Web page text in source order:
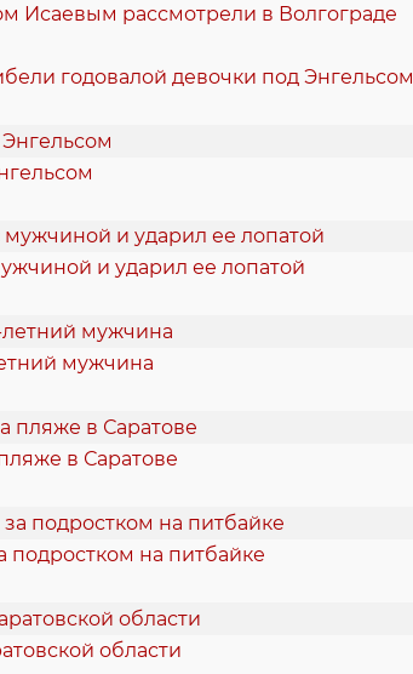
Исаевым рассмотрели в Волгограде
годовалой девочки под Энгельсом
и ударил ее лопатой
мужчина
в Саратове
подростком на питбайке
области